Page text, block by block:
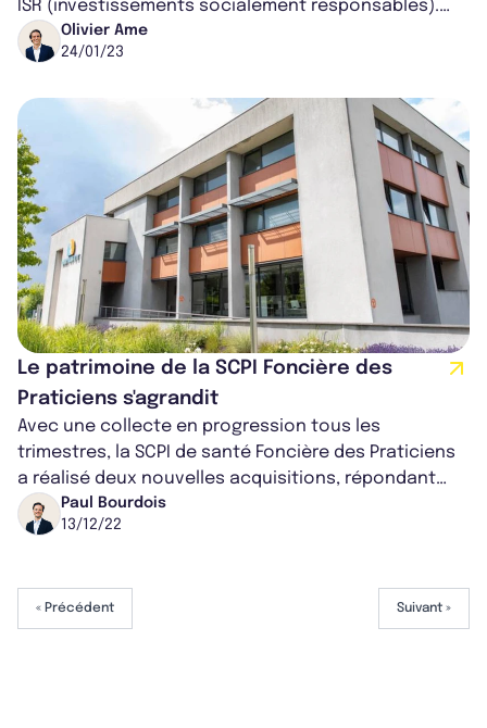
ISR (investissements socialement responsables).
France SCPI a voulu en savoir...
Olivier Ame
24/01/23
Le patrimoine de la SCPI Foncière des
Praticiens s'agrandit
Avec une collecte en progression tous les
trimestres, la SCPI de santé Foncière des Praticiens
a réalisé deux nouvelles acquisitions, répondant
parfaitement à sa stratégie d’invest...
Paul Bourdois
13/12/22
« Précédent Suivant »